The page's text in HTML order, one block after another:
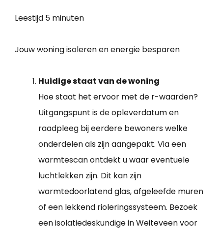
Leestijd 5 minuten
Jouw woning isoleren en energie besparen
Huidige staat van de woning
Hoe staat het ervoor met de r-waarden?
Uitgangspunt is de opleverdatum en
raadpleeg bij eerdere bewoners welke
onderdelen als zijn aangepakt. Via een
warmtescan ontdekt u waar eventuele
luchtlekken zijn. Dit kan zijn
warmtedoorlatend glas, afgeleefde muren
of een lekkend rioleringssysteem. Bezoek
een isolatiedeskundige in Weiteveen voor